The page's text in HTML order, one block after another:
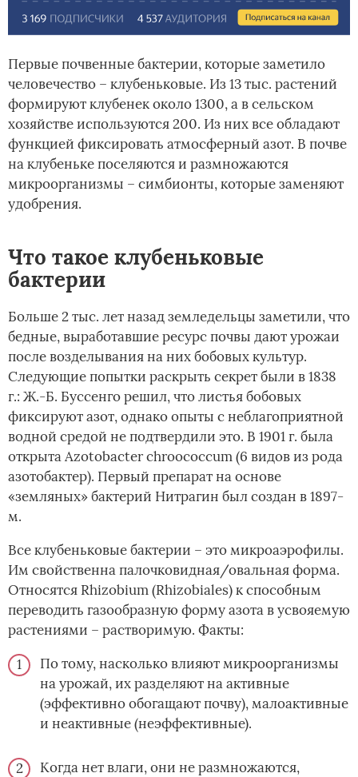
Первые почвенные бактерии, которые заметило
человечество – клубеньковые. Из 13 тыс. растений
формируют клубенек около 1300, а в сельском
хозяйстве используются 200. Из них все обладают
функцией фиксировать атмосферный азот. В почве
на клубеньке поселяются и размножаются
микроорганизмы – симбионты, которые заменяют
удобрения.
Что такое клубеньковые
бактерии
Больше 2 тыс. лет назад земледельцы заметили, что
бедные, выработавшие ресурс почвы дают урожаи
после возделывания на них бобовых культур.
Следующие попытки раскрыть секрет были в 1838
г.: Ж.-Б. Буссенго решил, что листья бобовых
фиксируют азот, однако опыты с неблагоприятной
водной средой не подтвердили это. В 1901 г. была
открыта Azotobacter chroococcum (6 видов из рода
азотобактер). Первый препарат на основе
«земляных» бактерий Нитрагин был создан в 1897-
м.
Все клубеньковые бактерии – это микроаэрофилы.
Им свойственна палочковидная/овальная форма.
Относятся Rhizobium (Rhizobiales) к способным
переводить газообразную форму азота в усвояемую
растениями – растворимую. Факты:
По тому, насколько влияют микроорганизмы
на урожай, их разделяют на активные
(эффективно обогащают почву), малоактивные
и неактивные (неэффективные).
Когда нет влаги, они не размножаются,